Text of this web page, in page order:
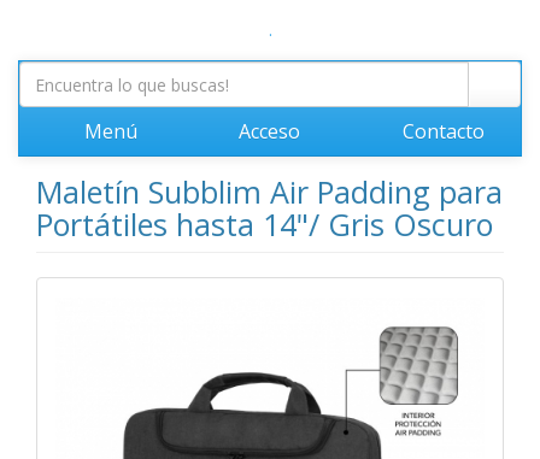
.
Menú Acceso Contacto
Maletín Subblim Air Padding para
Portátiles hasta 14"/ Gris Oscuro